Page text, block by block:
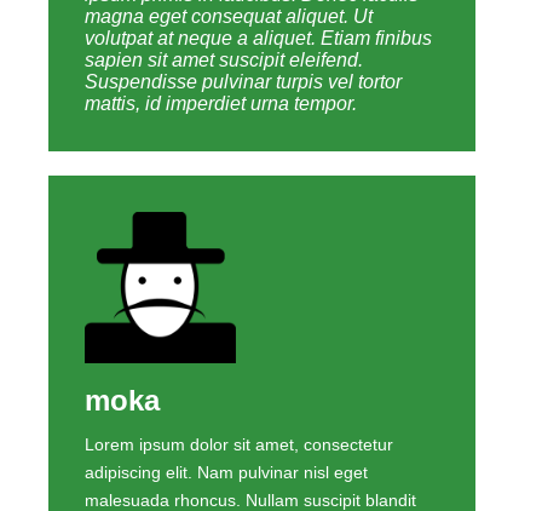
magna eget consequat aliquet. Ut
volutpat at neque a aliquet. Etiam finibus
sapien sit amet suscipit eleifend.
Suspendisse pulvinar turpis vel tortor
mattis, id imperdiet urna tempor.
moka
Lorem ipsum dolor sit amet, consectetur
adipiscing elit. Nam pulvinar nisl eget
malesuada rhoncus. Nullam suscipit blandit